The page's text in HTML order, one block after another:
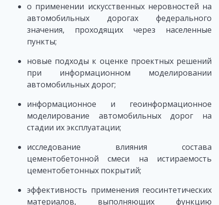
о применении искусственных неровностей на
автомобильных дорогах федерального
значения, проходящих через населенные
пункты;
новые подходы к оценке проектных решений
при информационном моделировании
автомобильных дорог;
информационное и геоинформационное
моделирование автомобильных дорог на
стадии их эксплуатации;
исследование влияния состава
цементобетонной смеси на истираемость
цементобетонных покрытий;
эффективность применения геосинтетических
материалов, выполняющих функцию